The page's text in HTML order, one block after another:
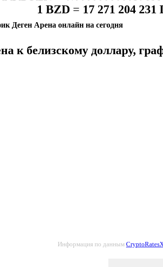
1 BZD = 17 271 204 231
Деген Арена онлайн на сегодня
к белизскому доллару,
Информация по данным